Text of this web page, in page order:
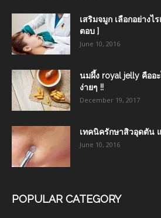
เสริมจมูก เลือกอย่าง
ตอบ ]
June 10, 2016
นมผึ้ง royal jelly คืออ
ง่ายๆ !!
December 19, 2017
เทคนิครักษาสิวอุดตัน
June 10, 2016
POPULAR CATEGORY